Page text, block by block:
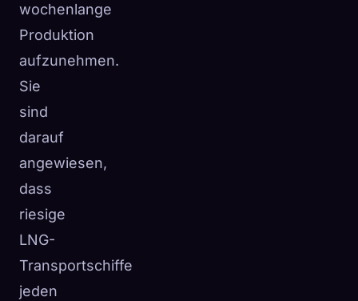
wochenlange
Produktion
aufzunehmen.
Sie
sind
darauf
angewiesen,
dass
riesige
LNG-
Transportschiffe
jeden